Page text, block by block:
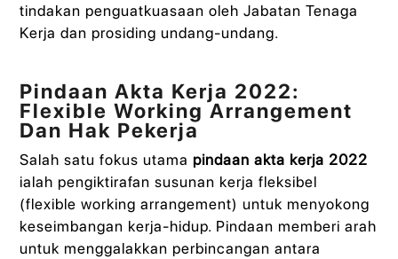
tindakan penguatkuasaan oleh Jabatan Tenaga
Kerja dan prosiding undang-undang.
Pindaan Akta Kerja 2022:
Flexible Working Arrangement
Dan Hak Pekerja
Salah satu fokus utama pindaan akta kerja 2022
ialah pengiktirafan susunan kerja fleksibel
(flexible working arrangement) untuk menyokong
keseimbangan kerja-hidup. Pindaan memberi arah
untuk menggalakkan perbincangan antara